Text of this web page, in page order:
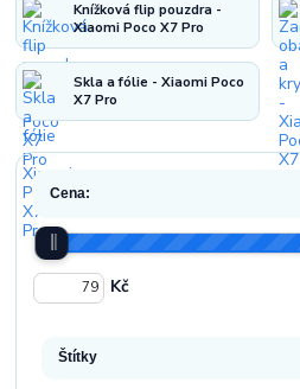
Knížková flip pouzdra -
Xiaomi Poco X7 Pro
Skla a fólie - Xiaomi Poco
X7 Pro
Cena:
Kč
Štítky